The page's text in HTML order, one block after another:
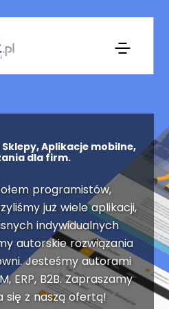
Aplikacje mobilne,
dla firm.
programistów,
już wiele aplikacji,
indywidualnych
autorskie rozwiązania
Jesteśmy autorami
ERP, B2B. Zapraszamy
się z naszą ofertą!